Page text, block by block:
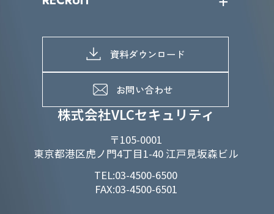
株式会社VLCセキュリティ
〒105-0001
東京都港区虎ノ門4丁目1-40 江戸見坂森ビル
TEL:03-4500-6500
FAX:03-4500-6501
よくあるご質問
当グループのマテリアリティ
SDGs推進体制
D&Iの取り組み
募集職種一覧
メッセージ
メンバーインタビュー
資料ダウンロード
お問い合わせ